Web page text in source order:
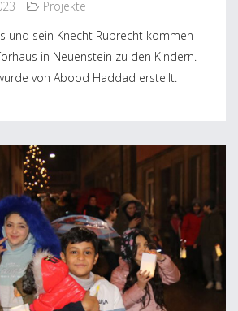
Projekte
und sein Knecht Ruprecht kommen
in Neuenstein zu den Kindern.
von Abood Haddad erstellt.